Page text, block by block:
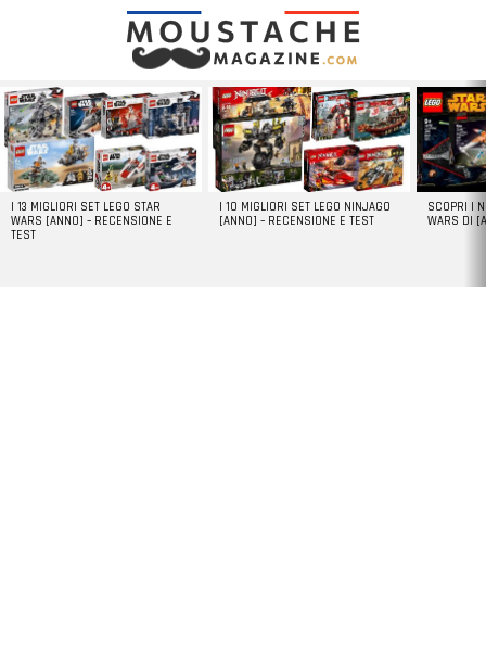
LATEST
STORIES
I 13 MIGLIORI SET LEGO STAR
WARS [ANNO] – RECENSIONE E
TEST
I 10 MIGLIORI SET LEGO NINJAGO
[ANNO] – RECENSIONE E TEST
SCOPRI I
WARS DI